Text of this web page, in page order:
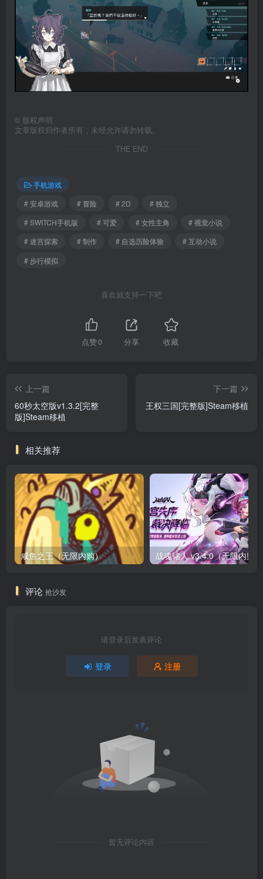
© 版权声明
文章版权归作者所有，未经允许请勿转载。
THE END
手机游戏
# 安卓游戏
# 冒险 # 2D
# 独立
# SWITCH手机版
# 可爱 # 女性主角
# 视觉小说
# 迷宫探索
# 制作 # 自选历险体验
# 互动小说
# 步行模拟
喜欢就支持一下吧
点赞0 分享 收藏
上一篇
60秒太空版v1.3.2[完整
版]Steam移植
下一篇
王权三国[完整版]Steam移植
相关推荐
咸鱼之王（无限内购）
评论 抢沙发
请登录后发表评论
登录 注册
暂无评论内容